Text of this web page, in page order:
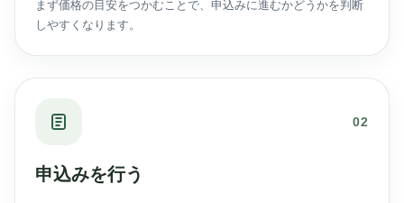
まず価格の目安をつかむことで、申込みに進むかどうかを判断
しやすくなります。
02
申込みを行う